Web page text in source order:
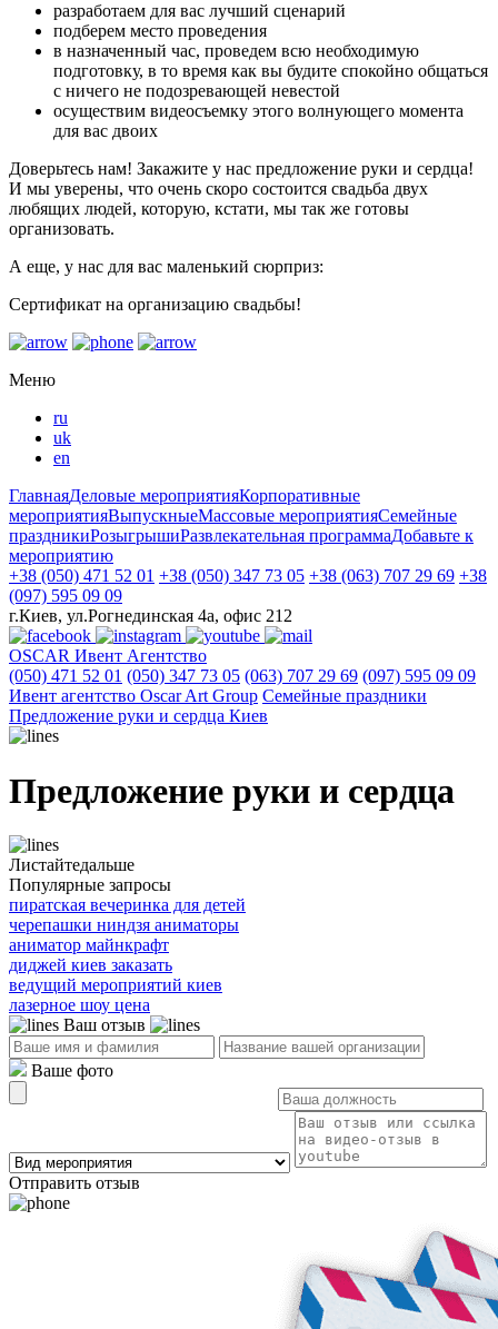
разработаем для вас лучший сценарий
подберем место проведения
в назначенный час, проведем всю необходимую
подготовку, в то время как вы будите спокойно общаться
с ничего не подозревающей невестой
осуществим видеосъемку этого волнующего момента
для вас двоих
Доверьтесь нам! Закажите у нас предложение руки и сердца!
И мы уверены, что очень скоро состоится свадьба двух
любящих людей, которую, кстати, мы так же готовы
организовать.
А еще, у нас для вас маленький сюрприз:
Сертификат на организацию свадьбы!
Меню
ru
uk
en
ГлавнаяДеловые мероприятияКорпоративные
мероприятияВыпускныеМассовые мероприятияСемейные
праздникиРозыгрышиРазвлекательная программаДобавьте к
мероприятию
+38 (050) 471 52 01 +38 (050) 347 73 05 +38 (063) 707 29 69 +38
(097) 595 09 09
г.Киев, ул.Рогнединская 4а, офис 212
OSCAR Ивент Агентство
(050) 471 52 01 (050) 347 73 05 (063) 707 29 69 (097) 595 09 09
Ивент агентство Оscar Art Group Семейные праздники
Предложение руки и сердца Киев
Предложение руки и сердца
Листайтедальше
Популярные запросы
пиратская вечеринка для детей
черепашки ниндзя аниматоры
аниматор майнкрафт
диджей киев заказать
ведущий мероприятий киев
лазерное шоу цена
Ваш отзыв
Ваше фото
Отправить отзыв